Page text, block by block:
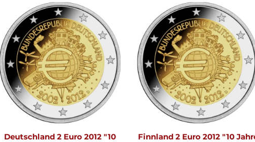
Deutschland 2 Euro 2012 "10
Finnland 2 Euro 2012 "10